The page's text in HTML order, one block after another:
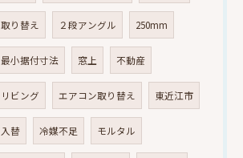
取り替え ２段アングル 250mm
最小据付寸法 窓上 不動産
リビング エアコン取り替え 東近江市
入替 冷媒不足 モルタル